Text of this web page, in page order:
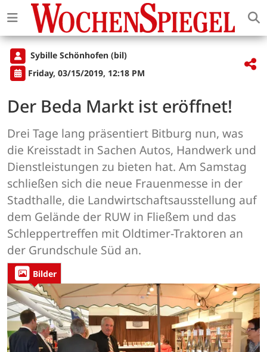
Sybille Schönhofen (bil)
Friday, 03/15/2019, 12:18 PM
Der Beda Markt ist eröffnet!
Drei Tage lang präsentiert Bitburg nun, was
die Kreisstadt in Sachen Autos, Handwerk und
Dienstleistungen zu bieten hat. Am Samstag
schließen sich die neue Frauenmesse in der
Stadthalle, die Landwirtschaftsausstellung auf
dem Gelände der RUW in Fließem und das
Schleppertreffen mit Oldtimer-Traktoren an
der Grundschule Süd an.
Bilder